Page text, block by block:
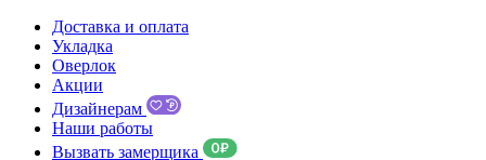
Доставка и оплата
Укладка
Оверлок
Акции
Дизайнерам
Наши работы
Вызвать замерщика